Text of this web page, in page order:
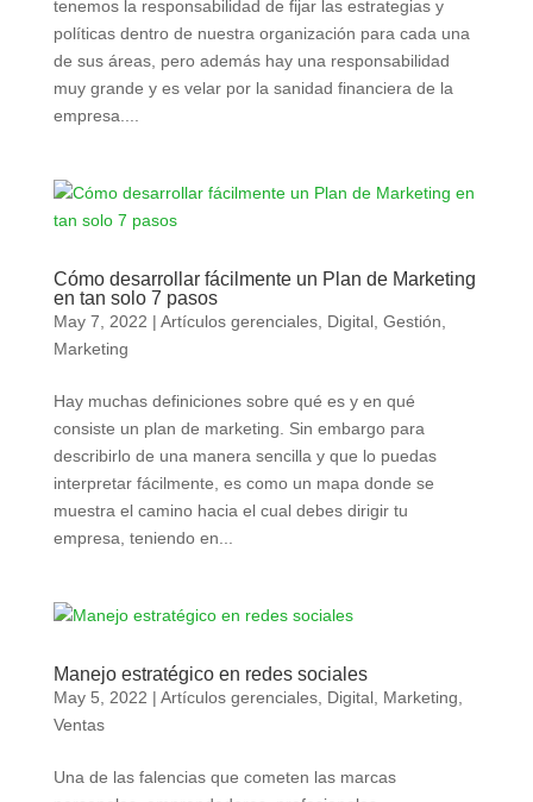
tenemos la responsabilidad de fijar las estrategias y
políticas dentro de nuestra organización para cada una
de sus áreas, pero además hay una responsabilidad
muy grande y es velar por la sanidad financiera de la
empresa....
Cómo desarrollar fácilmente un Plan de Marketing
en tan solo 7 pasos
May 7, 2022 | Artículos gerenciales, Digital, Gestión
Marketing
Hay muchas definiciones sobre qué es y en qué
consiste un plan de marketing. Sin embargo para
describirlo de una manera sencilla y que lo puedas
interpretar fácilmente, es como un mapa donde se
muestra el camino hacia el cual debes dirigir tu
empresa, teniendo en...
Manejo estratégico en redes sociales
May 5, 2022 | Artículos gerenciales, Digital, Marketing
Ventas
Una de las falencias que cometen las marcas